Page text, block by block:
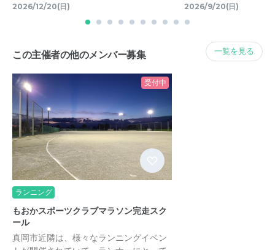
2026/12/20(日) 2026/9/20(日)
この主催者の他のメンバー募集 一覧を見る
受付中
ランニング
もおかスポーツクラブマラソン完走スク
ール
真岡市近隣は、様々なランニングイベン